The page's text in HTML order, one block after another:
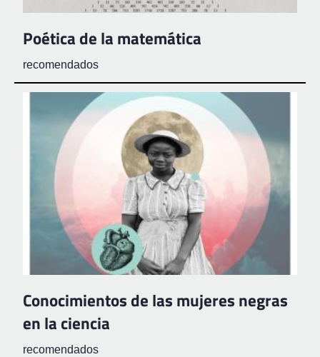
Poética de la matemática
recomendados
Conocimientos de las mujeres negras
en la ciencia
recomendados